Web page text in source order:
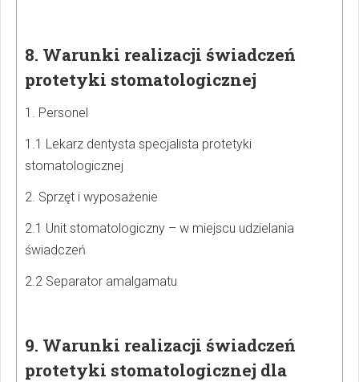
8. Warunki realizacji świadczeń
protetyki stomatologicznej
1. Personel
1.1 Lekarz dentysta specjalista protetyki
stomatologicznej
2. Sprzęt i wyposażenie
2.1 Unit stomatologiczny – w miejscu udzielania
świadczeń
2.2 Separator amalgamatu
9. Warunki realizacji świadczeń
protetyki stomatologicznej dla